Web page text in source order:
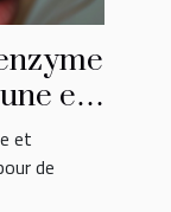
et
et
de